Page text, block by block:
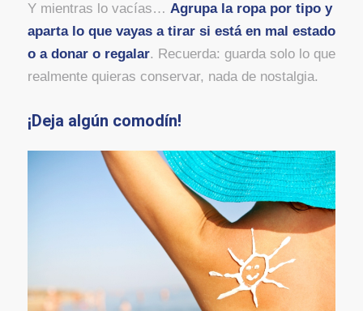
Y mientras lo vacías… Agrupa la ropa por tipo y
aparta lo que vayas a tirar si está en mal estado
o a donar o regalar. Recuerda: guarda solo lo que
realmente quieras conservar, nada de nostalgia.
¡Deja algún comodín!